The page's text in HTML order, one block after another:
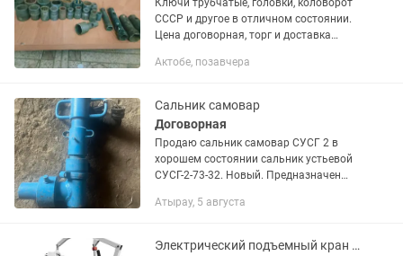
Ключи трубчатые, головки, коловорот
СССР и другое в отличном состоянии.
Цена договорная, торг и доставка
интересующую вас информацию...
Актобе, позавчера
Сальник самовар
Договорная
Продаю сальник самовар СУСГ 2 в
хорошем состоянии сальник устьевой
СУСГ-2-73-32. Новый. Предназначен
скважин, эксплуатируемых
договорная
Атырау, 5 августа
Электрический подъемный кран для ухода за пожилыми людьми, инвалидов